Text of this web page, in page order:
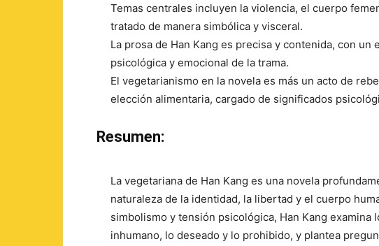
Temas centrales incluyen la violencia, el cuerpo
tratado de manera simbólica y visceral.
La prosa de Han Kang es precisa y contenida, con
psicológica y emocional de la trama.
El vegetarianismo en la novela es más un acto de
elección alimentaria, cargado de significados
Resumen:
La vegetariana de Han Kang es una novela
naturaleza de la identidad, la libertad y el cuerpo
simbolismo y tensión psicológica, Han Kang examina
inhumano, lo deseado y lo prohibido, y plantea